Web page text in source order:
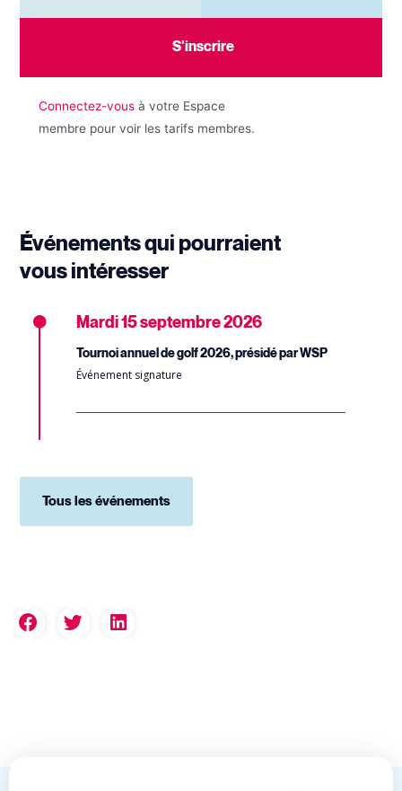
S'inscrire
Connectez-vousà votre Espace
membre pour voir les tarifs membres.
Événements qui pourraient
vous intéresser
Mardi15 septembre 2026
Tournoi annuel de golf 2026, présidé par WSP
Événement signature
Tous les événements